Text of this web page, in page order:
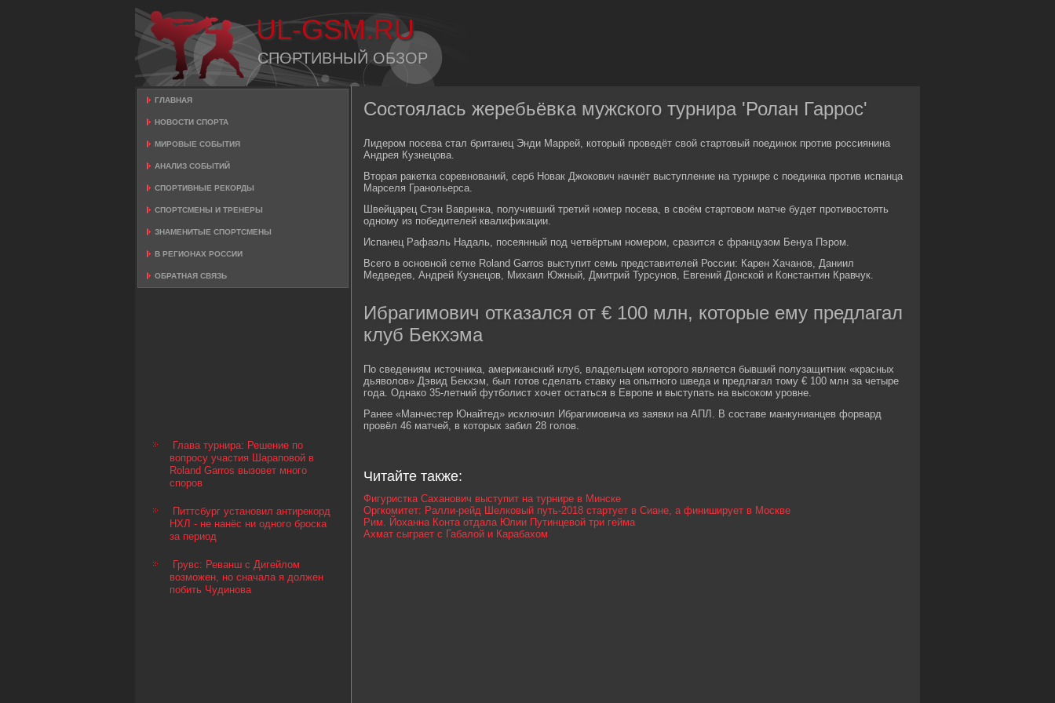
UL-GSM.RU
СПОРТИВНЫЙ ОБЗОР
ГЛАВНАЯ
НОВОСТИ СПОРТА
МИРОВЫЕ СОБЫТИЯ
АНАЛИЗ СОБЫТИЙ
СПОРТИВНЫЕ РЕКОРДЫ
СПОРТСМЕНЫ И ТРЕНЕРЫ
ЗНАМЕНИТЫЕ СПОРТСМЕНЫ
В РЕГИОНАХ РОССИИ
ОБРАТНАЯ СВЯЗЬ
Глава турнира: Решение по
вопросу участия Шараповой в
Roland Garros вызовет много
споров
Питтсбург установил антирекорд
НХЛ - не нанёс ни одного броска
за период
Грувс: Реванш с Дигейлом
возможен, но сначала я должен
побить Чудинова
Состоялась жеребьёвка мужского турнира 'Ролан Гаррос'
Лидером посева стал британец Энди Маррей, который проведёт свой стартовый поединок против россиянина
Андрея Кузнецова.
Вторая ракетка соревнований, серб Новак Джокович начнёт выступление на турнире с поединка против испанца
Марселя Гранольерса.
Швейцарец Стэн Вавринка, получивший третий номер посева, в своём стартовом матче будет противостоять
одному из победителей квалификации.
Испанец Рафаэль Надаль, посеянный под четвёртым номером, сразится с французом Бенуа Пэром.
Всего в основной сетке Roland Garros выступит семь представителей России: Карен Хачанов, Даниил
Медведев, Андрей Кузнецов, Михаил Южный, Дмитрий Турсунов, Евгений Донской и Константин Кравчук.
Ибрагимович отказался от € 100 млн, которые ему предлагал
клуб Бекхэма
По сведениям источника, американский клуб, владельцем которого является бывший полузащитник «красных
дьяволов» Дэвид Бекхэм, был готов сделать ставку на опытного шведа и предлагал тому € 100 млн за четыре
года. Однако 35-летний футболист хочет остаться в Европе и выступать на высоком уровне.
Ранее «Манчестер Юнайтед» исключил Ибрагимовича из заявки на АПЛ. В составе манкунианцев форвард
провёл 46 матчей, в которых забил 28 голов.
Читайте также:
Фигуристка Саханович выступит на турнире в Минске
Оргкомитет: Ралли-рейд Шелковый путь-2018 стартует в Сиане, а финиширует в Москве
Рим. Йоханна Конта отдала Юлии Путинцевой три гейма
Ахмат сыграет с Габалой и Карабахом